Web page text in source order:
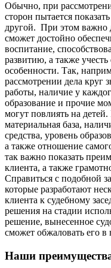
Обычно, при
сторон пытается
другой. При этом важно
сможет достойно
воспитание,
развитию, а также
особенности. Так,
рассмотрении дела круг
работы, наличие у
образование и прочие
могут повлиять на
материальная база,
средства, уровень
а также отношение
так важно показать
клиента, а также
Справиться с подобной
которые разработают
клиента к судебному
решения на стадии
решение, вынесенное
сможет обжаловать его
Наши